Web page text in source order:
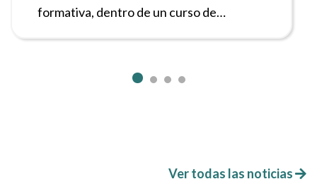
formativa, dentro de un curso de
Ver todas las noticias